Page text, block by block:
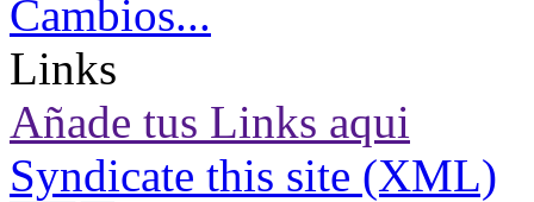
Cambios...
Links
Añade tus Links aqui
Syndicate this site (XML)